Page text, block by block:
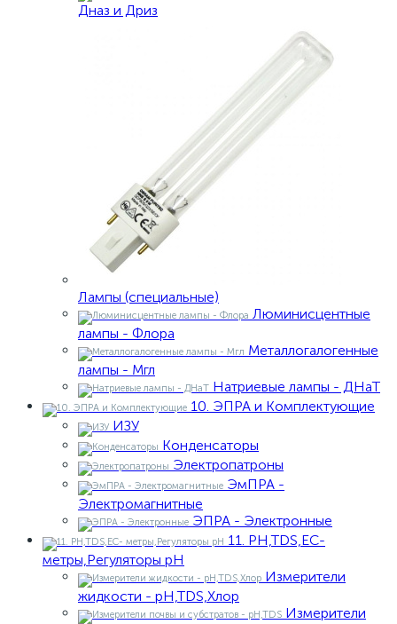
Дназ и Дриз
Лампы (специальные)
Люминисцентные
лампы - Флора
Металлогалогенные
лампы - Мгл
Натриевые лампы - ДНаТ
10. ЭПРА и Комплектующие
ИЗУ
Конденсаторы
Электропатроны
ЭмПРА -
Электромагнитные
ЭПРА - Электронные
11. PH,TDS,EC-
метры,Регуляторы pН
Измерители
жидкости - pH,TDS,Хлор
Измерители